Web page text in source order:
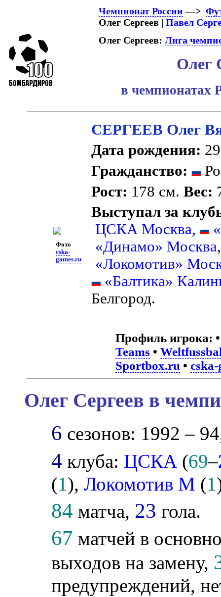
Чемпионат России —>
Олег Сергеев | Павел
Олег Сергеев: Лига
Олег
в чемпионатах
Фото
cska-
games.ru
СЕРГЕЕВ Олег
Дата рождения:
Гражданство:
Рост: 178 см. Вес:
Выступал за
ЦСКА Москва,
«Динамо» Москва
«Локомотив»
«Балтика»
Белгород.
Профиль игрока:
Teams •
Sportbox.ru •
Олег Сергеев в
6 сезонов: 1992 –
4 клуба: ЦСКА (69–
(1),Локомотив М (1
84 матча, 23 гола.
67 матчей в
выходов на замену,
предупреждений,